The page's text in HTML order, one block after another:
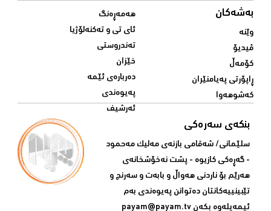
بەشەکان
وێنە
ڤیدیۆ
کۆمەڵ
ڕاپۆرتی پەیامنێران
کەشوهەوا
هەمەڕەنگ
ئای تی و تەکنەلۆژیا
تەندروستی
خێزان
دەربارەی ئێمە
پەیوەندی
ئەرشیف
بنکەی سەرەکی
سلێمانی/ شه‌قامی بازنه‌ی مه‌لیک مه‌حمود
- گه‌ڕه‌کی کازیوه‌ - پشت نه‌خۆشخانه‌ی‌
هه‌رێم بۆ ناردنی‌ هه‌واڵ و بابه‌ت و سه‌رنج و
تێبینییه‌كانتان ده‌توانن په‌یوه‌ندی‌ به‌م
ئیمه‌یله‌وه‌ بكه‌ن payam@payam.tv